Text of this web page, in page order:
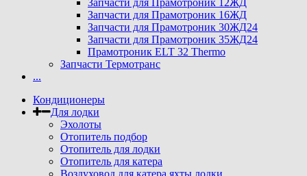
Запчасти для Прамотроник 12ЖД
Запчасти для Прамотроник 16ЖД
Запчасти для Прамотроник 30ЖД24
Запчасти для Прамотроник 35ЖД24
Прамотроник ELT 32 Thermo
Запчасти Термотранс
...
Кондиционеры
Для лодки
Эхолоты
Отопитель подбор
Отопитель для лодки
Отопитель для катера
Воздуховод для катера яхты лодки